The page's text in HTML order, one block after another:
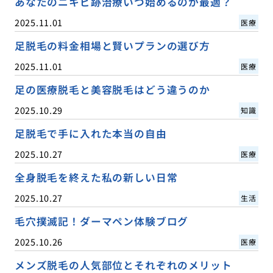
2025.11.01 医療
足脱毛の料金相場と賢いプランの選び方
2025.11.01 医療
足の医療脱毛と美容脱毛はどう違うのか
2025.10.29 知識
足脱毛で手に入れた本当の自由
2025.10.27 医療
全身脱毛を終えた私の新しい日常
2025.10.27 生活
毛穴撲滅記！ダーマペン体験ブログ
2025.10.26 医療
メンズ脱毛の人気部位とそれぞれのメリット